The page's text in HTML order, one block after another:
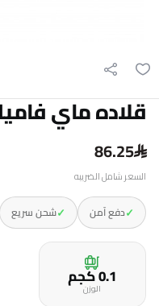
قلاده ماي
86.25
السعر شامل الضريبه
✓دفع آمن ✓شحن سريع
0.1 كجمالوزن